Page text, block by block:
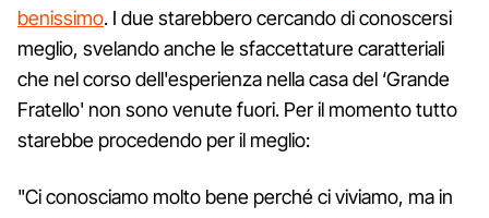
benissimo. I due starebbero cercando di conoscersi
meglio, svelando anche le sfaccettature caratteriali
che nel corso dell'esperienza nella casa del ‘Grande
Fratello' non sono venute fuori. Per il momento tutto
starebbe procedendo per il meglio:
"Ci conosciamo molto bene perché ci viviamo, ma in